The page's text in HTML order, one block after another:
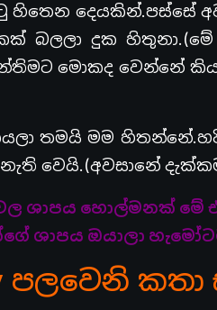
හිතෙන දෙයකින්.පස්සේ
බලලා දුක
මොකද වෙන්නේ
තමයි මම
වෙයි.(අවසානේ
ශාපය හොල්මනක් මේ
ශාපය ඔයාලා
පලවෙනි